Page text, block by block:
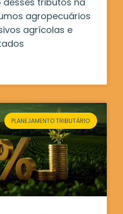
agropecuários
agrícolas e
PLANEJAMENTO TRIBUTÁRIO